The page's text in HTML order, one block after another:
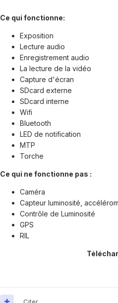
Ce qui fonctionne:
Exposition
Lecture audio
Enregistrement audio
La lecture de la vidéo
Capture d'écran
SDcard externe
SDcard interne
Wifi
Bluetooth
LED de notification
MTP
Torche
Ce qui ne fonctionne pas :
Caméra
Capteur luminosité,
Contrôle de Luminosité
GPS
RIL
Citer